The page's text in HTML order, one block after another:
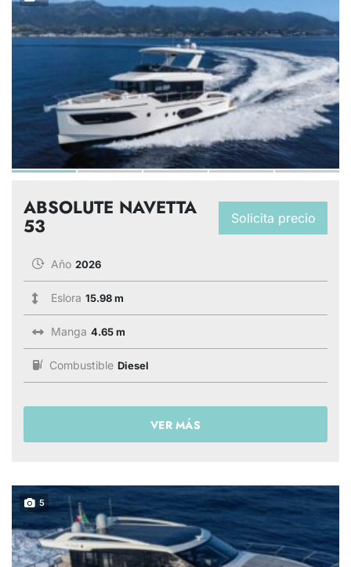
Solicita precio
ABSOLUTE NAVETTA
53
Año 2026
Eslora 15.98 m
Manga 4.65 m
Combustible Diesel
VER MÁS
5